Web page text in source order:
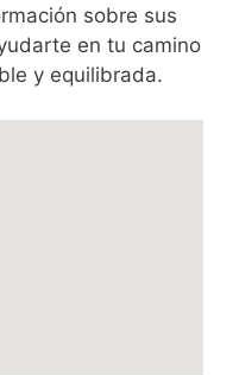
sobre sus
en tu camino
y equilibrada.